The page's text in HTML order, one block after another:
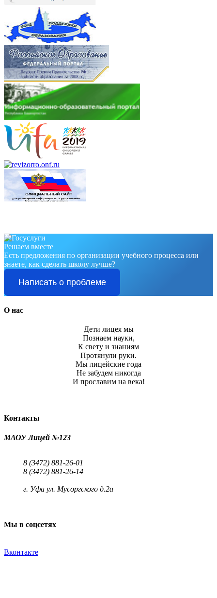
Решаем вместе
Есть предложения по организации учебного процесса или
знаете, как сделать школу лучше?
Написать о проблеме
О нас
Дети лицея мы
Познаем науки,
К свету и знаниям
Протянули руки.
Мы лицейские года
Не забудем никогда
И прославим на века!
Контакты
МАОУ Лицей №123
8 (3472) 881-26-01
8 (3472) 881-26-14
г. Уфа ул. Мусоргского д.2а
Мы в соцсетях
Вконтакте